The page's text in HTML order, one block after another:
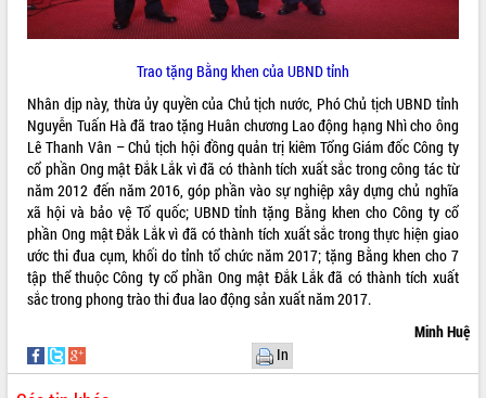
Trao tặng Bằng khen của UBND tỉnh
Nhân dịp này, thừa ủy quyền của Chủ tịch nước, Phó Chủ tịch UBND tỉnh
Nguyễn Tuấn Hà đã trao tặng Huân chương Lao động hạng Nhì cho ông
Lê Thanh Vân – Chủ tịch hội đồng quản trị kiêm Tổng Giám đốc Công ty
cổ phần Ong mật Đắk Lắk vì đã có thành tích xuất sắc trong công tác từ
năm 2012 đến năm 2016, góp phần vào sự nghiệp xây dựng chủ nghĩa
xã hội và bảo vệ Tổ quốc; UBND tỉnh tặng Bằng khen cho Công ty cổ
phần Ong mật Đắk Lắk vì đã có thành tích xuất sắc trong thực hiện giao
ước thi đua cụm, khối do tỉnh tổ chức năm 2017; tặng Bằng khen cho 7
tập thể thuộc Công ty cổ phần Ong mật Đắk Lắk đã có thành tích xuất
sắc trong phong trào thi đua lao động sản xuất năm 2017.
Minh Huệ
In